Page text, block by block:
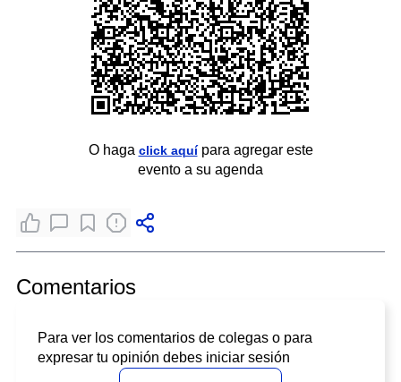
O haga click aquípara agregar este
evento a su agenda
Comentarios
Para ver los comentarios de colegas o para
expresar tu opinión debes iniciar sesión